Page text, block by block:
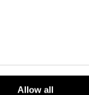
Allow all